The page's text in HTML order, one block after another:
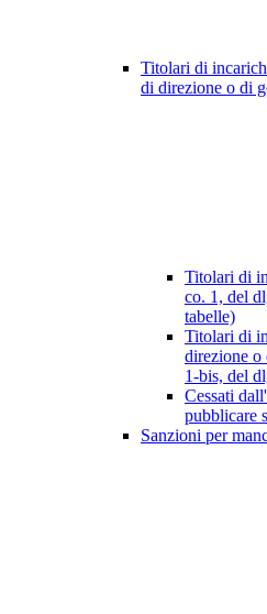
Titolari di
di direzione o di
Titolari di
co. 1, del
tabelle)
Titolari di
direzione o
1-bis, del
Cessati
pubblicare
Sanzioni per